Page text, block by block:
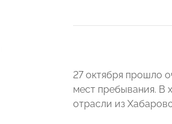
27 октября прошло
мест пребывания. В
отрасли из